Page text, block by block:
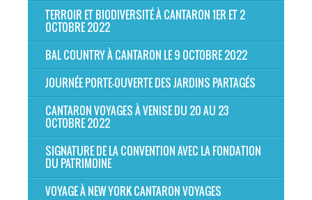
TERROIR ET BIODIVERSITÉ À CANTARON 1ER ET 2
OCTOBRE 2022
BAL COUNTRY À CANTARON LE 9 OCTOBRE 2022
JOURNÉE PORTE-OUVERTE DES JARDINS PARTAGÉS
CANTARON VOYAGES À VENISE DU 20 AU 23
OCTOBRE 2022
SIGNATURE DE LA CONVENTION AVEC LA FONDATION
DU PATRIMOINE
VOYAGE À NEW YORK CANTARON VOYAGES